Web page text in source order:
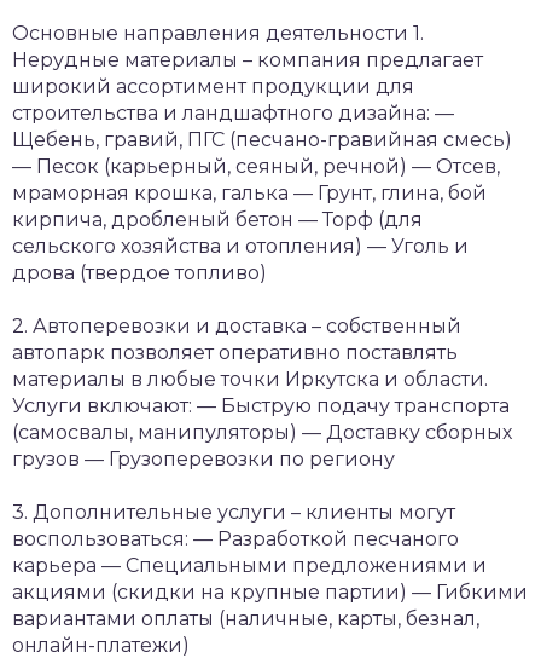
Основные направления деятельности 1.
Нерудные материалы – компания предлагает
широкий ассортимент продукции для
строительства и ландшафтного дизайна: —
Щебень, гравий, ПГС (песчано-гравийная смесь)
— Песок (карьерный, сеяный, речной) — Отсев,
мраморная крошка, галька — Грунт, глина, бой
кирпича, дробленый бетон — Торф (для
сельского хозяйства и отопления) — Уголь и
дрова (твердое топливо)
2. Автоперевозки и доставка – собственный
автопарк позволяет оперативно поставлять
материалы в любые точки Иркутска и области.
Услуги включают: — Быструю подачу транспорта
(самосвалы, манипуляторы) — Доставку сборных
грузов — Грузоперевозки по региону
3. Дополнительные услуги – клиенты могут
воспользоваться: — Разработкой песчаного
карьера — Специальными предложениями и
акциями (скидки на крупные партии) — Гибкими
вариантами оплаты (наличные, карты, безнал,
онлайн-платежи)